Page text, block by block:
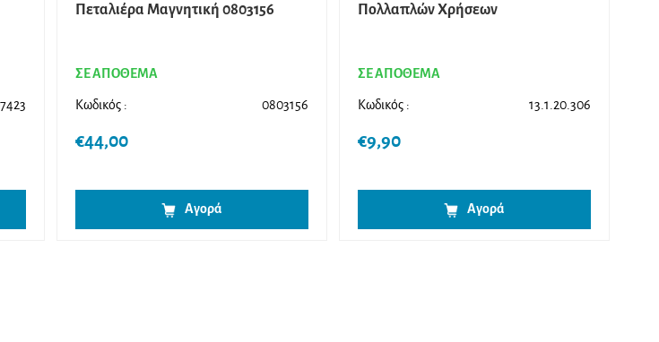
Πεταλιέρα Μαγνητική 0803156
ΣΕ ΑΠΟΘΕΜΑ
Κωδικός : 0803156
€44,00
Αγορά
Πολλαπλών Χρήσεων
ΣΕ ΑΠΟΘΕΜΑ
Κωδικός : 13.1.20.306
€9,90
Αγορά